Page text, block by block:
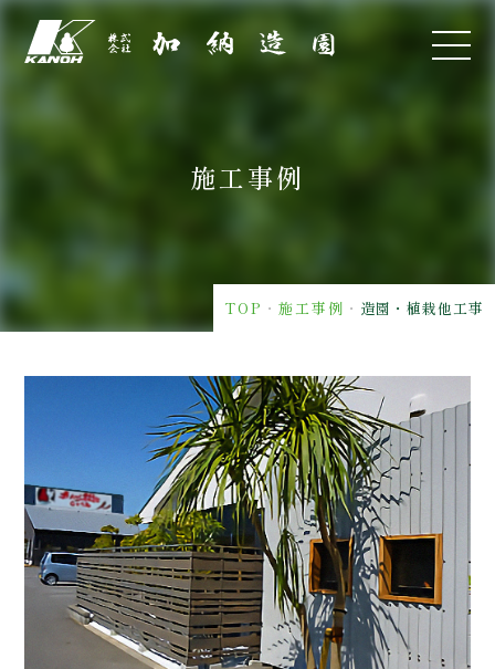
施工事例
TOP ・ 施工事例 ・ 造園・植栽他工事